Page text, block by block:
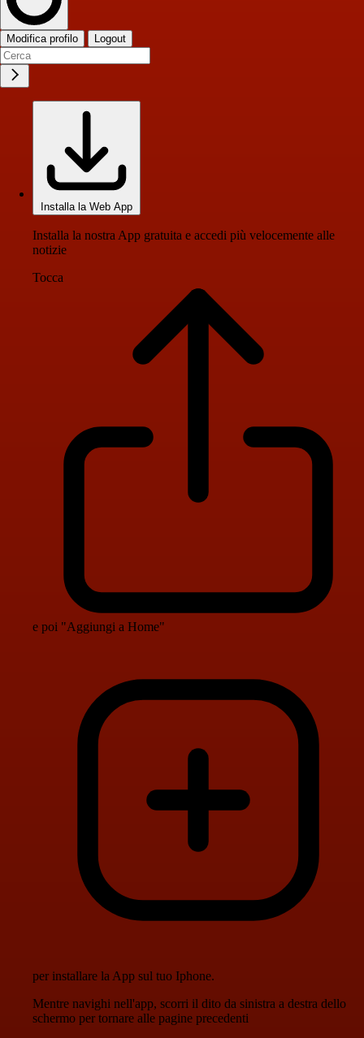
Modifica profilo Logout
Installa la Web App
Installa la nostra App gratuita e accedi più velocemente alle
notizie
Tocca
e poi "Aggiungi a Home"
per installare la App sul tuo Iphone.
Mentre navighi nell'app, scorri il dito da sinistra a destra dello
schermo per tornare alle pagine precedenti